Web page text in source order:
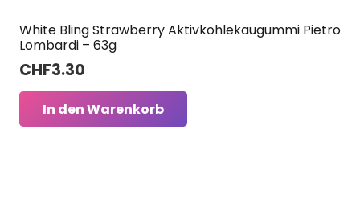
White Bling Strawberry Aktivkohlekaugummi Pietro
Lombardi – 63g
CHF3.30
In den Warenkorb